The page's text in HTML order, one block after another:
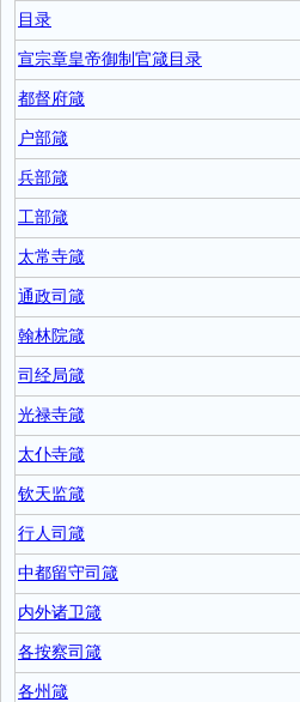
目录
宣宗章皇帝御制官箴目录
都督府箴
户部箴
兵部箴
工部箴
太常寺箴
通政司箴
翰林院箴
司经局箴
光禄寺箴
太仆寺箴
钦天监箴
行人司箴
中都留守司箴
内外诸卫箴
各按察司箴
各州箴